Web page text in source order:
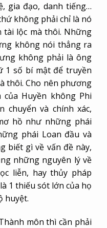
gia đạo, danh tiếng…
không phải chỉ là nó
tài lộc mà thôi. Những
không nói thẳng ra
không phải là ông
1 số bí mật để truyền
thôi. Cho nên phương
Huyền không Phi
chuyển và chính xác,
hồ như những phái
phái Loan đầu và
biết gì về vấn đề này,
những nguyên lý về
liễn, hay thủy pháp
1 thiếu sót lớn của họ
huyệt.
môn thì cần phải